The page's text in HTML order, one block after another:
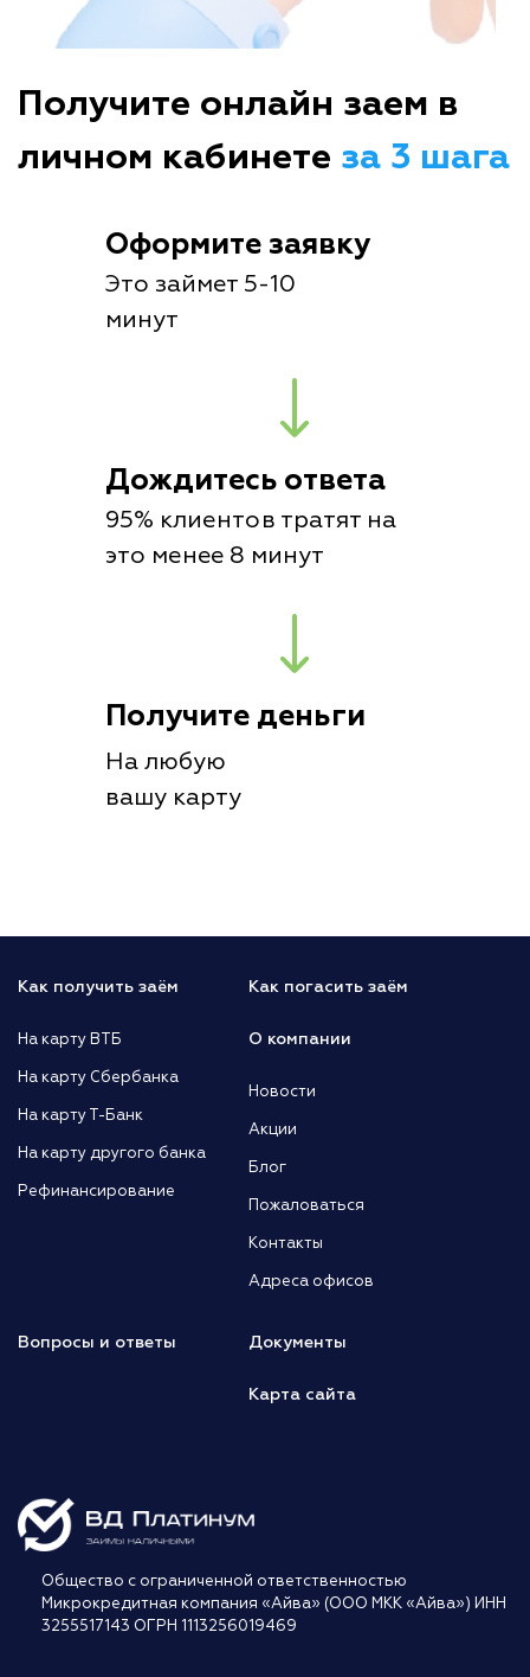
Получите онлайн заем в
личном кабинете за 3 шага
Оформите заявку
Это займет 5-10
минут
Дождитесь ответа
95% клиентов тратят на
это менее 8 минут
Получите деньги
На любую
вашу карту
Как получить заём
На карту ВТБ
На карту Сбербанка
На карту Т-Банк
На карту другого банка
Рефинансирование
Как погасить заём
О компании
Новости
Акции
Блог
Пожаловаться
Контакты
Адреса офисов
Вопросы и ответы Документы
Карта сайта
Общество с ограниченной ответственностью
Микрокредитная компания «Айва» (ООО МКК «Айва») ИНН
3255517143 ОГРН 1113256019469